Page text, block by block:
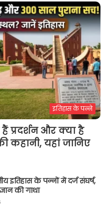
इतिहास के पन्ने
प्रदर्शन और क्या है
कहानी, यहां जानिए
इतिहास के पन्नों में दर्ज संघर्ष,
की गाथा